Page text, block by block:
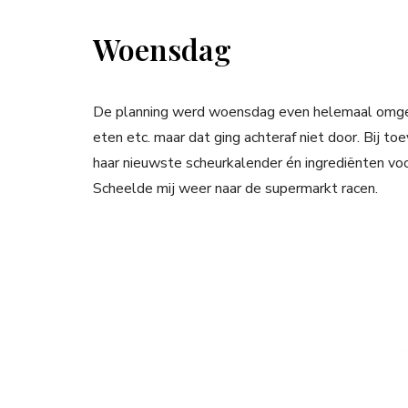
Woensdag
De planning werd woensdag even helemaal
eten etc. maar dat ging achteraf niet door. Bij
haar nieuwste scheurkalender én ingrediënten
Scheelde mij weer naar de supermarkt racen.